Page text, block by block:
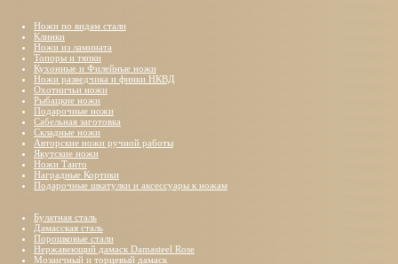
Ножи по видам стали
Клинки
Ножи из ламината
Топоры и тяпки
Кухонные и Филейные ножи
Ножи разведчика и финки НКВД
Охотничьи ножи
Рыбацкие ножи
Подарочные ножи
Сабельная заготовка
Складные ножи
Авторские ножи ручной работы
Якутские ножи
Ножи Танто
Наградные Кортики
Подарочные шкатулки и аксессуары к ножам
Булатная сталь
Дамасская сталь
Порошковые стали
Нержавеющий дамаск Damasteel Rose
Мозаичный и торцевый дамаск